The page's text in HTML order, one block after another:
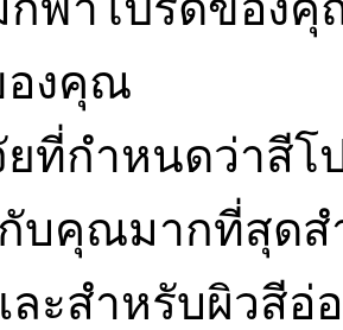
องคุณ
ที่กำหนดว่าสีโ
กับคุณมากที่สุด
ละสำหรับผิวสีอ่